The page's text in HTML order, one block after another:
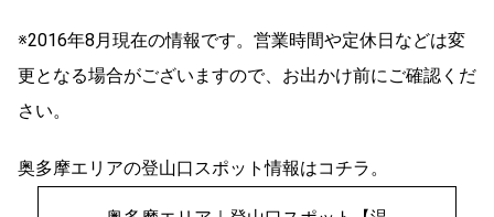
※2016年8月現在の情報です。営業時間や定休日などは変
更となる場合がございますので、お出かけ前にご確認くだ
さい。
奥多摩エリアの登山口スポット情報はコチラ。